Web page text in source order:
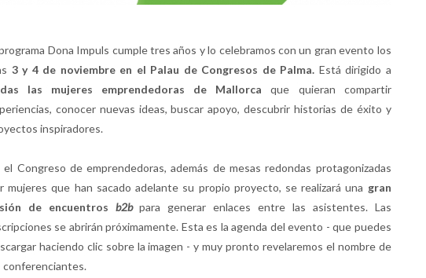
Dona Impuls cumple tres años y lo celebramos con un gran evento los
3 y 4 de noviembre en el Palau de Congresos de Palma. Está dirigido a
las mujeres emprendedoras de Mallorca que quieran compartir
conocer nuevas ideas, buscar apoyo, descubrir historias de éxito y
inspiradores.
el Congreso de emprendedoras, además de mesas redondas protagonizadas
mujeres que han sacado adelante su propio proyecto, se realizará una gran
de encuentros b2bpara generar enlaces entre las asistentes. Las
se abrirán próximamente. Esta es la agenda del evento - que puedes
haciendo clic sobre la imagen - y muy pronto revelaremos el nombre de
conferenciantes.